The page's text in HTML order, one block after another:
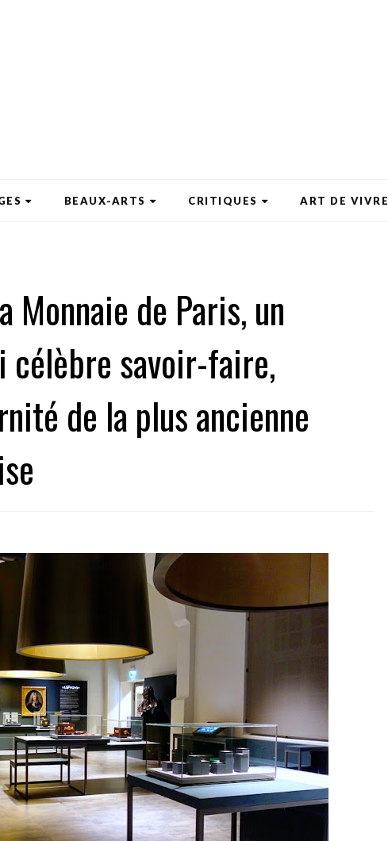
BEAUX-ARTS CRITIQUES ART DE VIVRE
Monnaie de Paris, un
célèbre savoir-faire,
de la plus ancienne